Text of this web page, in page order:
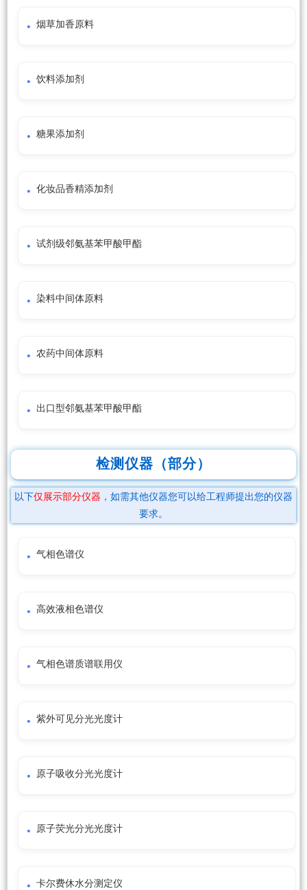
烟草加香原料
饮料添加剂
糖果添加剂
化妆品香精添加剂
试剂级邻氨基苯甲酸甲酯
染料中间体原料
农药中间体原料
出口型邻氨基苯甲酸甲酯
检测仪器（部分）
以下仅展示部分仪器 ，如需其他仪器您可以给工程师提出您的仪器
要求。
气相色谱仪
高效液相色谱仪
气相色谱质谱联用仪
紫外可见分光光度计
原子吸收分光光度计
原子荧光分光光度计
卡尔费休水分测定仪